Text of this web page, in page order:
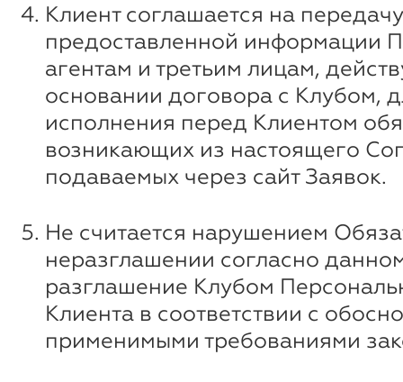
Клиент соглашается на
предоставленной информации
агентам и третьим лицам,
основании договора с Клубом,
исполнения перед Клиентом
возникающих из настоящего
подаваемых через сайт Заявок.
Не считается нарушением
неразглашении согласно
разглашение Клубом
Клиента в соответствии с
применимыми требованиями